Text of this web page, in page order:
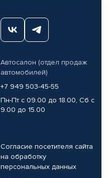
Автосалон (отдел продаж
автомобилей)
+7 949 503-45-55
Пн-Пт с 09.00 до 18.00, Сб с
9.00 до 15.00
Согласие посетителя сайта
на обработку
персональных данных